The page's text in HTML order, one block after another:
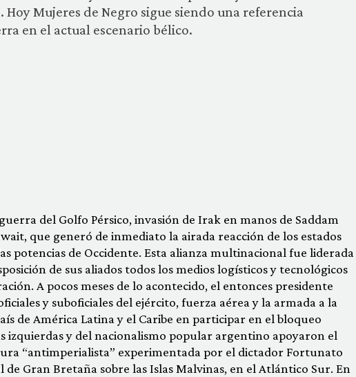
Mujeres de Negro sigue siendo una referencia
en el actual escenario bélico.
del Golfo Pérsico, invasión de Irak en manos de Saddam
que generó de inmediato la airada reacción de los estados
potencias de Occidente. Esta alianza multinacional fue liderada
de sus aliados todos los medios logísticos y tecnológicos
A pocos meses de lo acontecido, el entonces presidente
y suboficiales del ejército, fuerza aérea y la armada a la
de América Latina y el Caribe en participar en el bloqueo
izquierdas y del nacionalismo popular argentino apoyaron el
“antimperialista” experimentada por el dictador Fortunato
Gran Bretaña sobre las Islas Malvinas, en el Atlántico Sur. En